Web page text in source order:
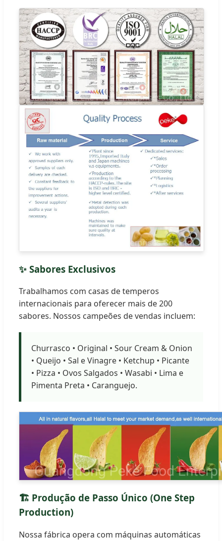
✨ Sabores Exclusivos
Trabalhamos com casas de temperos
internacionais para oferecer mais de 200
sabores. Nossos campeões de vendas incluem:
Churrasco • Original • Sour Cream & Onion
• Queijo • Sal e Vinagre • Ketchup • Picante
• Pizza • Ovos Salgados • Wasabi • Lima e
Pimenta Preta • Caranguejo.
🏗️ Produção de Passo Único (One Step
Production)
Nossa fábrica opera com máquinas automáticas